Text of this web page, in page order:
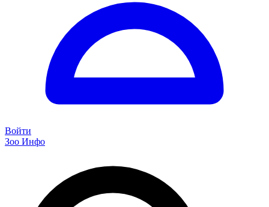
Войти
Зоо Инфо